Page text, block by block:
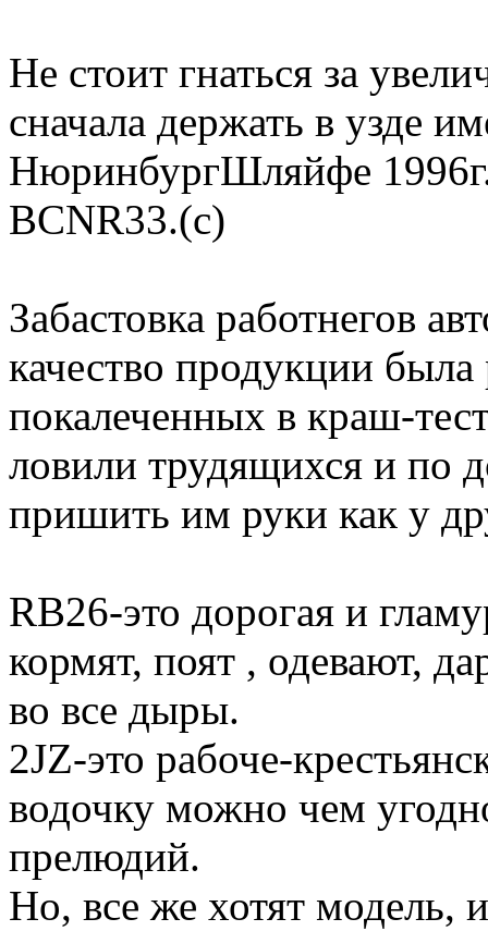
Не стоит гнаться за
сначала держать в узде
НюринбургШляйфе
BCNR33.(с)
Забастовка работнегов
качество продукции была
покалеченных в краш-
ловили трудящихся и по
пришить им руки как у
RB26-это дорогая и
кормят, поят , одевают,
во все дыры.
2JZ-это рабоче-
водочку можно чем
прелюдий.
Но, все же хотят модель,